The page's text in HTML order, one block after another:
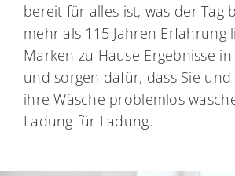
bereit für alles ist, was der Tag
mehr als 115 Jahren Erfahrung
Marken zu Hause Ergebnisse
und sorgen dafür, dass Sie
ihre Wäsche problemlos
Ladung für Ladung.